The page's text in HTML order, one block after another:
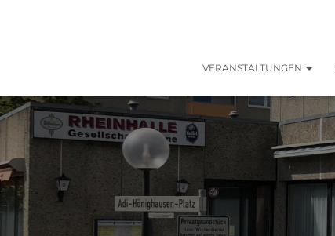
VERANSTALTUNGEN